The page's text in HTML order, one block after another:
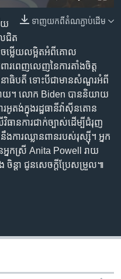
ទាញ​យក​ពី​តំណភ្ជាប់​ដើម
យ
ជិត
ម្លើយលម្អិតអំពីគោល
រពេញលេញនៃការតាំងចិត្ត
នាធិបតី ទោះបីជាមានសំណួរអំពី
ោយ។ លោក Biden បាននិយាយ
តង់ក្នុងរដ្ឋធានីវ៉ាស៊ីនតោន
ានការជាក់ច្បាស់ដើម្បីជំរុញ
ការឈ្លានពានរបស់រុស្ស៊ី។ អ្នក
អ្នកស្រី Anita Powell រាយ
ចិន្ដា ជូនសេចក្ដីប្រែសម្រួល៕